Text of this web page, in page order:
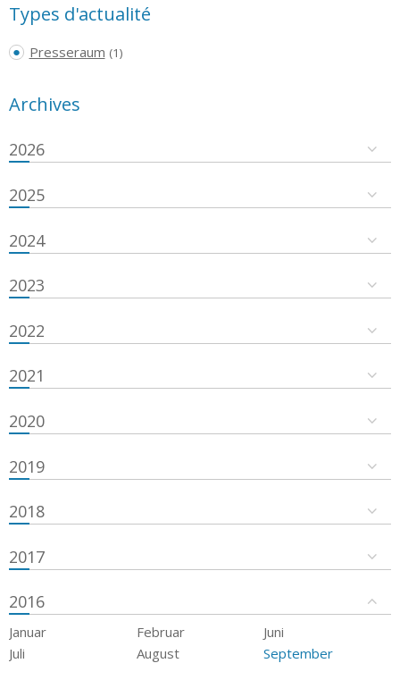
Types d'actualité
Presseraum (1)
Archives
2026
2025
2024
2023
2022
2021
2020
2019
2018
2017
2016
Januar Februar
Juni
Juli
August September